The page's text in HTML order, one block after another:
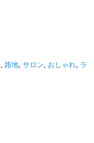
, 路地, サロン, おしゃれ, ラ